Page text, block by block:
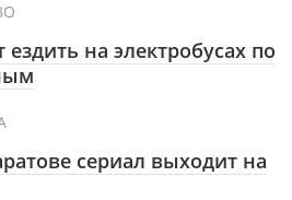
на электробусах по
сериал выходит на